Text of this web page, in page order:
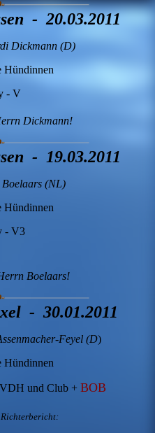
- 20.03.2011
Dickmann (D)
Hündinnen
- V
Dickmann!
- 19.03.2011
(NL)
Hündinnen
- V3
Boelaars!
- 30.01.2011
Feyel (D)
Hündinnen
und Club + BOB
Richterbericht: